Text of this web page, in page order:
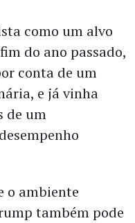
como um alvo
do ano passado,
conta de um
e já vinha
de um
o ambiente
também pode